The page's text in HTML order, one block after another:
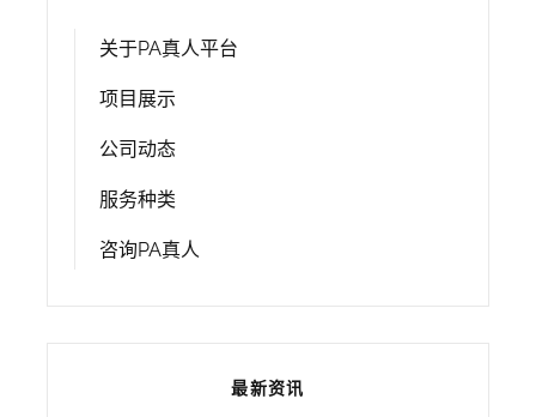
关于PA真人平台
项目展示
公司动态
服务种类
咨询PA真人
最新资讯